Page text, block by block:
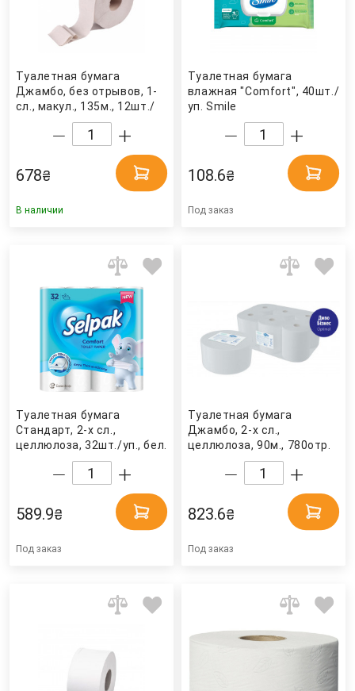
Туалетная бумага
Джамбо, без отрывов, 1-
сл., макул., 135м., 12шт./
уп., сер. (B101) Tischa
678₴
В наличии
Туалетная бумага
влажная "Comfort", 40шт./
уп. Smile
108.6₴
Под заказ
Туалетная бумага
Стандарт, 2-х сл.,
целлюлоза, 32шт./уп., бел.
589.9₴
Под заказ
Туалетная бумага
Джамбо, 2-х сл.,
целлюлоза, 90м., 780отр.
(9,3*11,5см.), 12шт./уп.,
бел. Диво Бизнес
823.6₴
Под заказ